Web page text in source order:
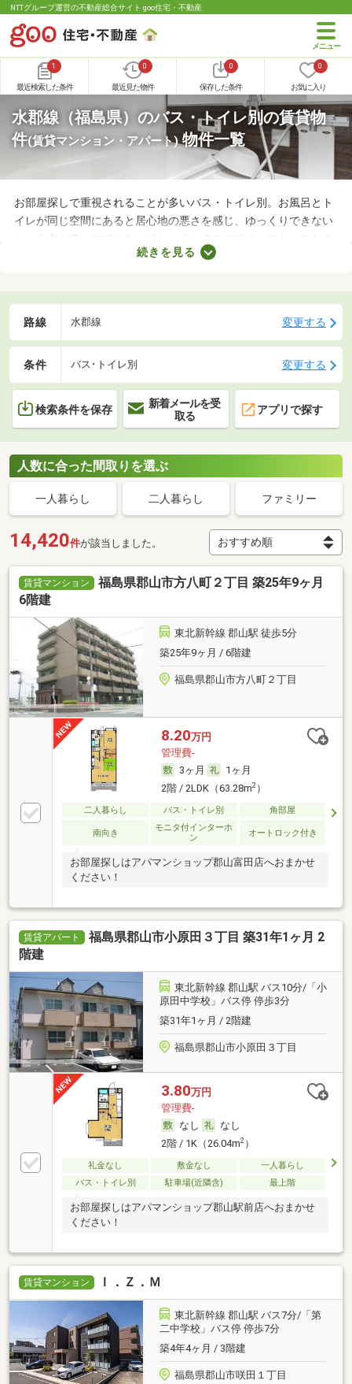
NTTグループ運営の不動産総合サイト goo住宅・不動産
1
最近検索した条件
0
最近見た物件
0
保存した条件
0
お気に入り
水郡線（福島県）のバス・トイレ別の賃貸物
件(賃貸マンション・アパート)物件一覧
お部屋探しで重視されることが多いバス・トイレ別。お風呂とト
イレが同じ空間にあると居心地の悪さを感じ、ゆっくりできない
という方も多いのではないでしょうか？ここでは、ストレスなく
快適に暮らせるバス・トイレ別の物件を紹介します。バス・トイ
してみてくださいね。
続きを見る
路線 水郡線 変更する
条件 バス･トイレ別 変更する
検索条件を保存
新着メールを受
取る
アプリで探す
人数に合った間取りを選ぶ
一人暮らし 二人暮らし ファミリー
14,420件が該当しました。
賃貸マンション
福島県郡山市方八町２丁目 築25年9ヶ月
6階建
東北新幹線 郡山駅 徒歩5分
築25年9ヶ月 / 6階建
福島県郡山市方八町２丁目
8.20万円
管理費-
3ヶ月
1ヶ月
2階 / 2LDK（63.28m2）
二人暮らし バス・トイレ別 角部屋
南向き
モニタ付インターホ
ン
オートロック付き
お部屋探しはアパマンショップ郡山富田店へおまかせ
ください！
賃貸アパート
福島県郡山市小原田３丁目 築31年1ヶ月 2
階建
東北新幹線 郡山駅 バス10分/「小
原田中学校」バス停 停歩3分
築31年1ヶ月 / 2階建
福島県郡山市小原田３丁目
3.80万円
管理費-
なし
なし
2階 / 1K（26.04m2）
礼金なし 敷金なし
一人暮らし
バス・トイレ別
駐車場(近隣含) 最上階
お部屋探しはアパマンショップ郡山駅前店へおまかせ
ください！
賃貸マンション Ｉ．Ｚ．Ｍ
東北新幹線 郡山駅 バス7分/「第
二中学校」バス停 停歩7分
築4年4ヶ月 / 3階建
福島県郡山市咲田１丁目